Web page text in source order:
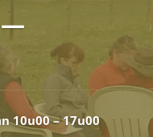
10u00 – 17u00